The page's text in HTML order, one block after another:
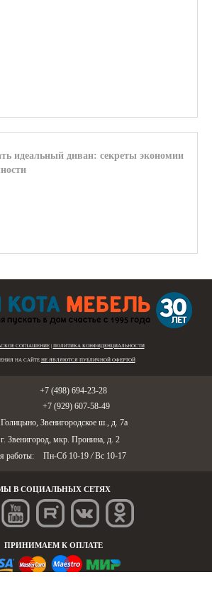
идеальный диван: секреты экономии
СОГЛАШЕНИЕ| ПОЛИТИКА КОНФИДЕНЦИАЛЬНОСТИ
НА САЙТЕ НЕ ЯВЛЯЮТСЯ ПУБЛИЧНОЙ ОФЕРТОЙ
+7 (498) 694-23-28
+7 (929) 607-58-49
Голицыно, Звенигородское ш., д. 7а
г. Звенигород, мкр. Пронина, д. 2
работы:
Пн-Сб 10-19 / Вс 10-17
В СОЦИАЛЬНЫХ СЕТЯХ
ПРИНИМАЕМ К ОПЛАТЕ